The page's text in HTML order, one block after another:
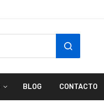
SEARCH
BLOG CONTACTO